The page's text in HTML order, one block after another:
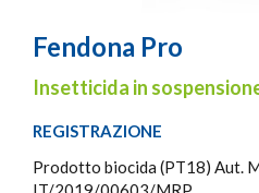
Fendona Pro
Insetticida in
REGISTRAZIONE
Prodotto biocida (PT18) Aut.